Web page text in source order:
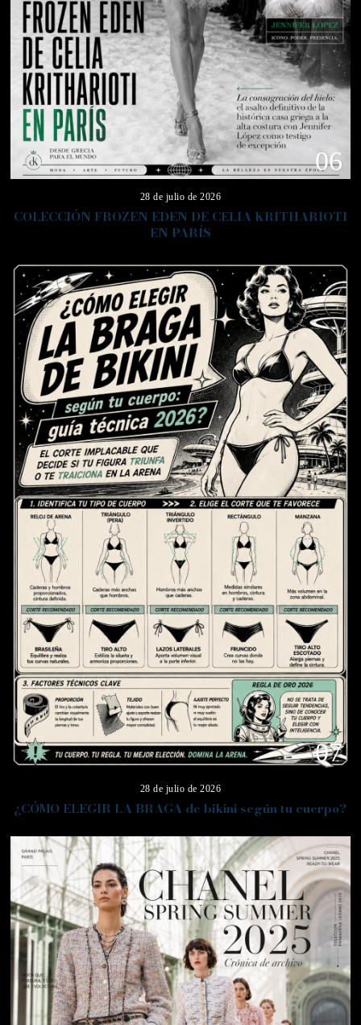
06
28 de julio de 2026
COLECCIÓN FROZEN EDEN DE CELIA KRITHARIOTI
EN PARÍS
07
28 de julio de 2026
¿CÓMO ELEGIR LA BRAGA de bikini según tu cuerpo?